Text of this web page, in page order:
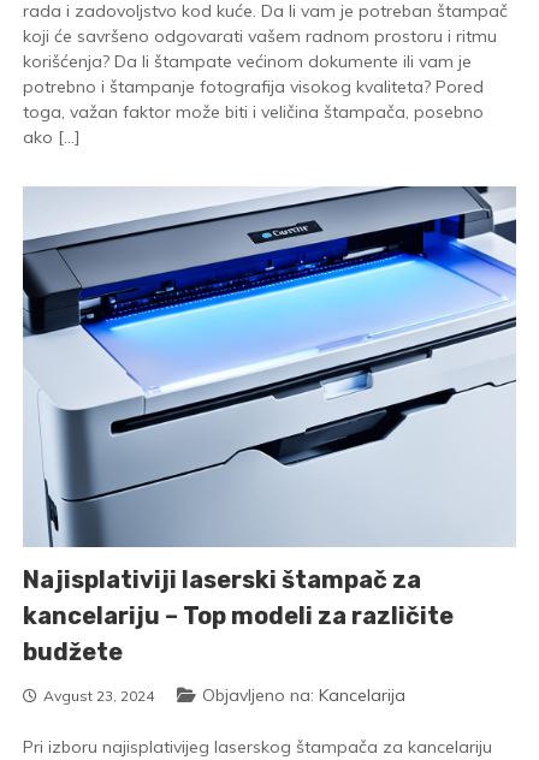
rada i zadovoljstvo kod kuće. Da li vam je potreban štampač
koji će savršeno odgovarati vašem radnom prostoru i ritmu
korišćenja? Da li štampate većinom dokumente ili vam je
potrebno i štampanje fotografija visokog kvaliteta? Pored
toga, važan faktor može biti i veličina štampača, posebno
ako […]
Najisplativiji laserski štampač za
kancelariju – Top modeli za različite
budžete
Avgust 23, 2024 Objavljeno na: Kancelarija
Pri izboru najisplativijeg laserskog štampača za kancelariju